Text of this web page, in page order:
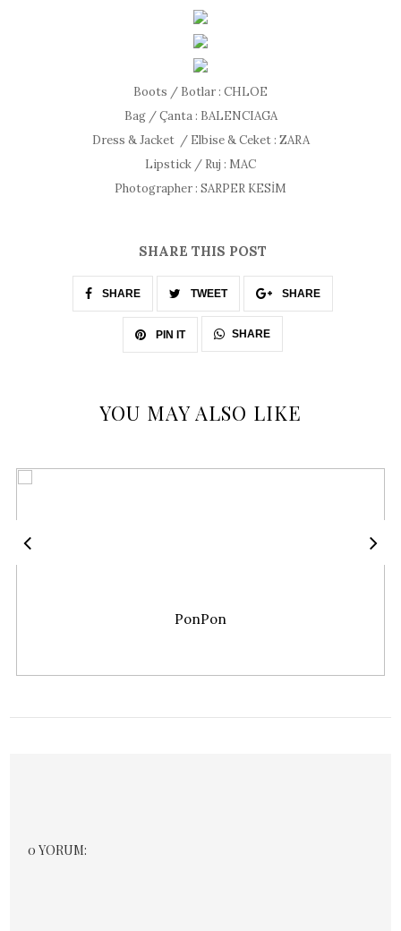
Boots / Botlar : CHLOE
Bag / Çanta : BALENCIAGA
Dress & Jacket / Elbise & Ceket : ZARA
Lipstick / Ruj : MAC
Photographer : SARPER KESİM
SHARE THIS POST
SHARE TWEET SHARE
PIN IT SHARE
YOU MAY ALSO LIKE
PonPon
0 YORUM: